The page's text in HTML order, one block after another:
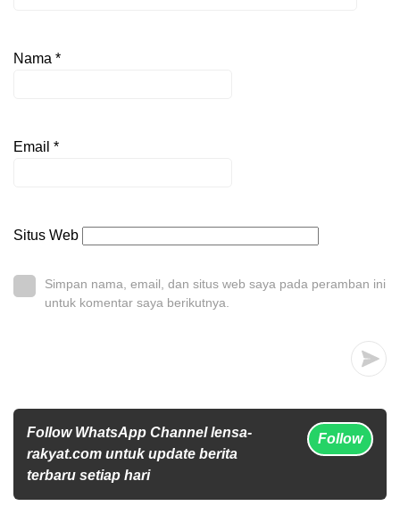
Nama *
Email *
Situs Web
Simpan nama, email, dan situs web saya pada peramban ini
untuk komentar saya berikutnya.
Follow WhatsApp Channel lensa-
rakyat.com untuk update berita
terbaru setiap hari
Follow